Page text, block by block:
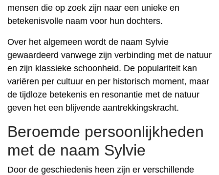
mensen die op zoek zijn naar een unieke en
betekenisvolle naam voor hun dochters.
Over het algemeen wordt de naam Sylvie
gewaardeerd vanwege zijn verbinding met de natuur
en zijn klassieke schoonheid. De populariteit kan
variëren per cultuur en per historisch moment, maar
de tijdloze betekenis en resonantie met de natuur
geven het een blijvende aantrekkingskracht.
Beroemde persoonlijkheden
met de naam Sylvie
Door de geschiedenis heen zijn er verschillende